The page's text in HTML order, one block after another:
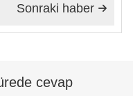

Sonraki haber
cevap